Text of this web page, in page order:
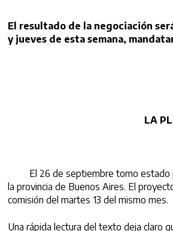
El resultado de la negociación
y jueves de esta semana,
LA
El 26 de septiembre tomo estado
la provincia de Buenos Aires. El
comisión del martes 13 del mismo mes.
Una rápida lectura del texto deja claro